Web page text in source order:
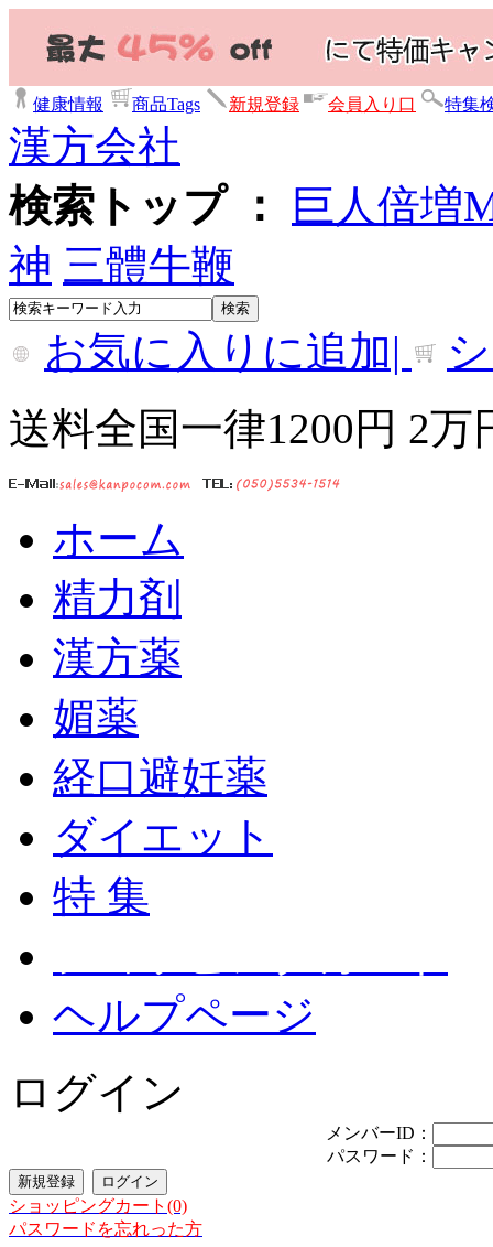
健康情報 商品Tags 新規登録 会員入り口 特集
漢方会社
検索トップ ：
巨人倍増
神 三體牛鞭
お気に入りに追加|
送料全国一律1200円 2
ホーム
精力剤
漢方薬
媚薬
経口避妊薬
ダイエット
特 集
ヘルプページ
ログイン
メンバーID：
パスワード：
ショッピングカート(0)
パスワードを忘れった方